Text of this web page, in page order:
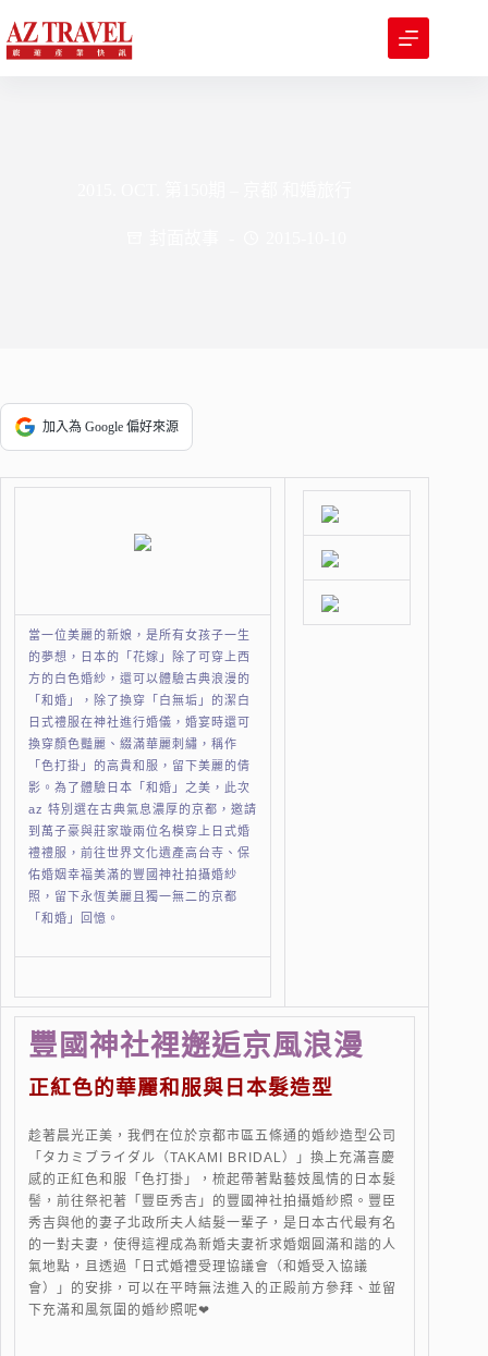
至
主
加入為 Google 偏好來源
當一位美麗的新娘，是所有女孩子一生
的夢想，日本的「花嫁」除了可穿上西
方的白色婚紗，還可以體驗古典浪漫的
「和婚」，除了換穿「白無垢」的潔白
日式禮服在神社進行婚儀，婚宴時還可
換穿顏色豔麗、綴滿華麗刺繡，稱作
「色打掛」的高貴和服，留下美麗的倩
影。為了體驗日本「和婚」之美，此次
az 特別選在古典氣息濃厚的京都，邀請
到萬子豪與莊家璇兩位名模穿上日式婚
禮禮服，前往世界文化遺產高台寺、保
佑婚姻幸福美滿的豐國神社拍攝婚紗
照，留下永恆美麗且獨一無二的京都
「和婚」回憶。
豐國神社裡邂逅京風浪漫
正紅色的華麗和服與日本髮造型
趁著晨光正美，我們在位於京都市區五條通的婚紗造型公司
「タカミブライダル（TAKAMI BRIDAL）」換上充滿喜慶
感的正紅色和服「色打掛」，梳起帶著點藝妓風情的日本髮
髻，前往祭祀著「豐臣秀吉」的豐國神社拍攝婚紗照。豐臣
秀吉與他的妻子北政所夫人結髮一輩子，是日本古代最有名
的一對夫妻，使得這裡成為新婚夫妻祈求婚姻圓滿和諧的人
氣地點，且透過「日式婚禮受理協議會（和婚受入協議
會）」的安排，可以在平時無法進入的正殿前方參拜、並留
下充滿和風氛圍的婚紗照呢❤